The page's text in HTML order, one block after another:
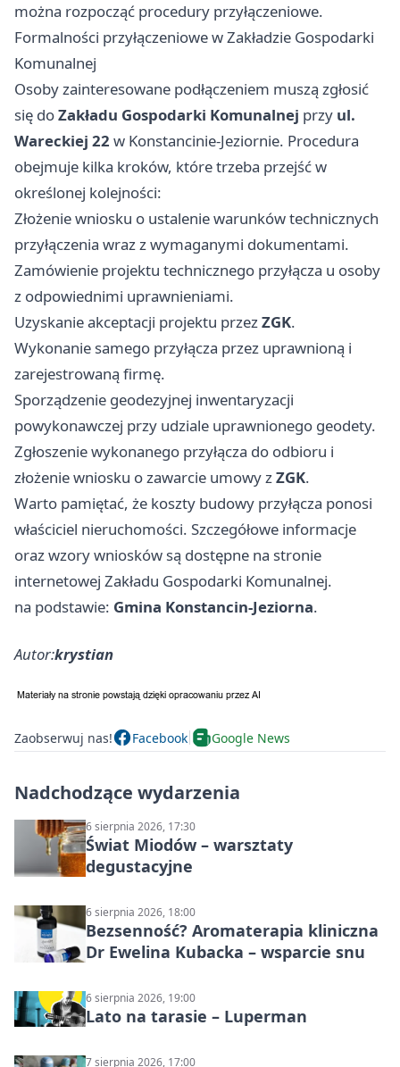
można rozpocząć procedury przyłączeniowe.
Formalności przyłączeniowe w Zakładzie Gospodarki
Komunalnej
Osoby zainteresowane podłączeniem muszą zgłosić
się doZakładu Gospodarki Komunalnej przy ul.
Wareckiej 22 w Konstancinie-Jeziornie. Procedura
obejmuje kilka kroków, które trzeba przejść w
określonej kolejności:
Złożenie wniosku o ustalenie warunków technicznych
przyłączenia wraz z wymaganymi dokumentami.
Zamówienie projektu technicznego przyłącza u osoby
z odpowiednimi uprawnieniami.
Uzyskanie akceptacji projektu przezZGK.
Wykonanie samego przyłącza przez uprawnioną i
zarejestrowaną firmę.
Sporządzenie geodezyjnej inwentaryzacji
powykonawczej przy udziale uprawnionego geodety.
Zgłoszenie wykonanego przyłącza do odbioru i
złożenie wniosku o zawarcie umowy zZGK.
Warto pamiętać, że koszty budowy przyłącza ponosi
właściciel nieruchomości. Szczegółowe informacje
oraz wzory wniosków są dostępne na stronie
internetowej Zakładu Gospodarki Komunalnej.
na podstawie: Gmina Konstancin-Jeziorna.
Autor:krystian
Zaobserwuj nas! Facebook Google News
Nadchodzące wydarzenia
6 sierpnia 2026, 17:30
Świat Miodów – warsztaty
degustacyjne
6 sierpnia 2026, 18:00
Bezsenność? Aromaterapia kliniczna
Dr Ewelina Kubacka – wsparcie snu
6 sierpnia 2026, 19:00
Lato na tarasie – Luperman
7 sierpnia 2026, 17:00